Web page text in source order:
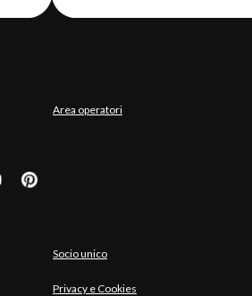
Area operatori
Socio unico
Privacy e Cookies